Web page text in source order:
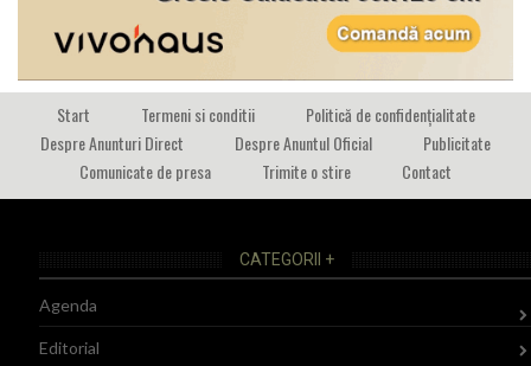
Start Termeni si conditii
Politică de confidențialitate
Despre Anunturi Direct
Despre Anuntul Oficial
Publicitate
Comunicate de presa
Trimite o stire Contact
CATEGORII +
Agenda
Editorial